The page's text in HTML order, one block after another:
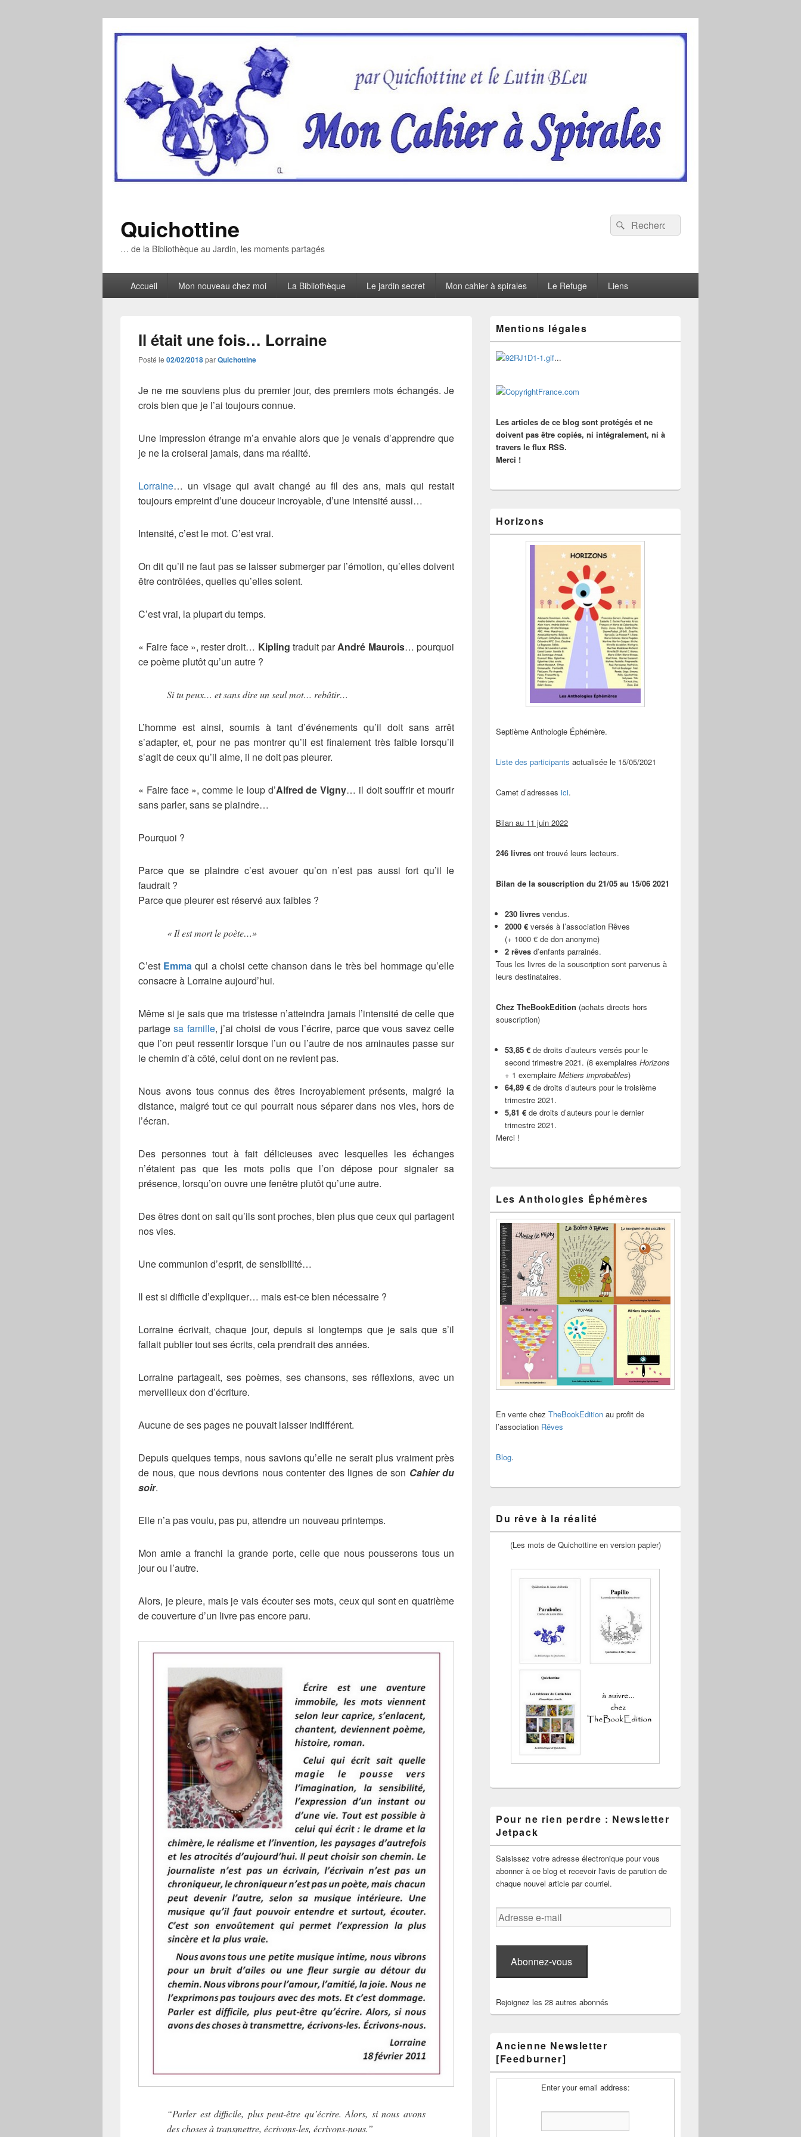
Quichottine
… de la Bibliothèque au Jardin, les moments partagés
Recherche :
Rechercher
principalAccueil Mon nouveau chez moi La Bibliothèque Le jardin secret Mon cahier à spirales Le Refuge Liens
Il était une fois… Lorraine
Posté le 02/02/2018parQuichottine
Je ne me souviens plus du premier jour, des premiers mots échangés. Je
crois bien que je l’ai toujours connue.
Une impression étrange m’a envahie alors que je venais d’apprendre que
je ne la croiserai jamais, dans ma réalité.
Lorraine… un visage qui avait changé au fil des ans, mais qui restait
toujours empreint d’une douceur incroyable, d’une intensité aussi…
Intensité, c’est le mot. C’est vrai.
On dit qu’il ne faut pas se laisser submerger par l’émotion, qu’elles doivent
être contrôlées, quelles qu’elles soient.
C’est vrai, la plupart du temps.
« Faire face », rester droit… Kipling traduit parAndré Maurois… pourquoi
ce poème plutôt qu’un autre ?
Si tu peux… et sans dire un seul mot… rebâtir…
L’homme est ainsi, soumis à tant d’événements qu’il doit sans arrêt
s’adapter, et, pour ne pas montrer qu’il est finalement très faible lorsqu’il
s’agit de ceux qu’il aime, il ne doit pas pleurer.
« Faire face », comme le loup d’Alfred de Vigny… il doit souffrir et mourir
sans parler, sans se plaindre…
Pourquoi ?
Parce que se plaindre c’est avouer qu’on n’est pas aussi fort qu’il le
faudrait ?
Parce que pleurer est réservé aux faibles ?
« Il est mort le poète…»
C’est Emma qui a choisi cette chanson dans le très bel hommage qu’elle
consacre à Lorraine aujourd’hui.
Même si je sais que ma tristesse n’atteindra jamais l’intensité de celle que
partagesa famille, j’ai choisi de vous l’écrire, parce que vous savez celle
que l’on peut ressentir lorsque l’un ou l’autre de nos aminautes passe sur
le chemin d’à côté, celui dont on ne revient pas.
Nous avons tous connus des êtres incroyablement présents, malgré la
distance, malgré tout ce qui pourrait nous séparer dans nos vies, hors de
l’écran.
Des personnes tout à fait délicieuses avec lesquelles les échanges
n’étaient pas que les mots polis que l’on dépose pour signaler sa
présence, lorsqu’on ouvre une fenêtre plutôt qu’une autre.
Des êtres dont on sait qu’ils sont proches, bien plus que ceux qui partagent
nos vies.
Une communion d’esprit, de sensibilité…
Il est si difficile d’expliquer… mais est-ce bien nécessaire ?
Lorraine écrivait, chaque jour, depuis si longtemps que je sais que s’il
fallait publier tout ses écrits, cela prendrait des années.
Lorraine partageait, ses poèmes, ses chansons, ses réflexions, avec un
merveilleux don d’écriture.
Aucune de ses pages ne pouvait laisser indifférent.
Depuis quelques temps, nous savions qu’elle ne serait plus vraiment près
de nous, que nous devrions nous contenter des lignes de son Cahier du
soir.
Elle n’a pas voulu, pas pu, attendre un nouveau printemps.
Mon amie a franchi la grande porte, celle que nous pousserons tous un
jour ou l’autre.
Alors, je pleure, mais je vais écouter ses mots, ceux qui sont en quatrième
de couverture d’un livre pas encore paru.
“Parler est difficile, plus peut-être qu’écrire. Alors, si nous avons
des choses à transmettre, écrivons-les, écrivons-nous.”
principale
de
widget
pour
barre
latérale
Mentions légales
...
Les articles de ce blog sont protégés et ne
doivent pas être copiés, ni intégralement, ni à
travers le flux RSS.
Merci !
Horizons
Septième Anthologie Éphémère.
Liste des participants actualisée le 15/05/2021
Carnet d’adresses ici.
Bilan au 11 juin 2022
246 livres ont trouvé leurs lecteurs.
Bilan de la souscription du 21/05 au 15/06 2021
230 livres vendus.
2000 € versés à l’association Rêves
(+ 1000 € de don anonyme)
2 rêves d’enfants parrainés.
Tous les livres de la souscription sont parvenus à
leurs destinataires.
Chez TheBookEdition (achats directs hors
souscription)
53,85 € de droits d’auteurs versés pour le
second trimestre 2021. (8 exemplaires Horizons
+ 1 exemplaire Métiers improbables)
64,89 € de droits d’auteurs pour le troisième
trimestre 2021.
5,81 € de droits d’auteurs pour le dernier
trimestre 2021.
Merci !
Les Anthologies Éphémères
En vente chez TheBookEdition au profit de
l’association Rêves
Blog.
Du rêve à la réalité
(Les mots de Quichottine en version papier)
Pour ne rien perdre : Newsletter
Jetpack
Saisissez votre adresse électronique pour vous
abonner à ce blog et recevoir l'avis de parution de
chaque nouvel article par courriel.
Adresse
e-
Abonnez-vous
Rejoignez les 28 autres abonnés
Ancienne Newsletter
[Feedburner]
Enter your email address: